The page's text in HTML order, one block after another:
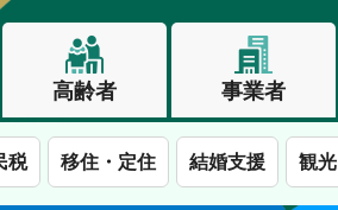
高齢者 事業者
税 移住・定住 結婚支援 観光